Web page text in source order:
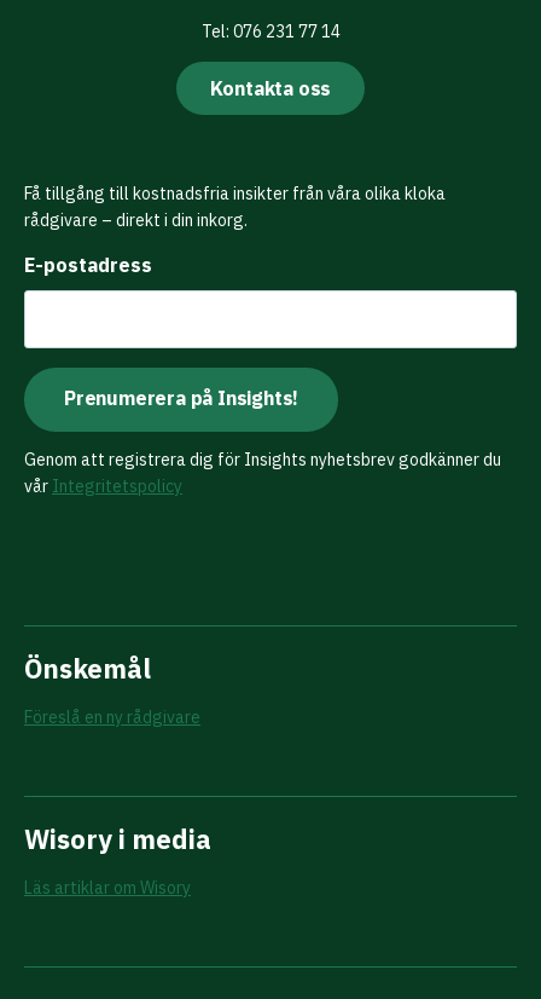
Tel: 076 231 77 14
Kontakta oss
Få tillgång till kostnadsfria insikter från våra olika kloka
rådgivare – direkt i din inkorg.
E-postadress
Genom att registrera dig för Insights nyhetsbrev godkänner du
vår Integritetspolicy
Önskemål
Föreslå en ny rådgivare
Wisory i media
Läs artiklar om Wisory